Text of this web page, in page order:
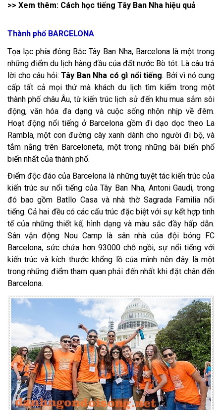
>> Xem thêm: Cách học tiếng Tây Ban Nha hiệu quả
Thành phố BARCELONA
Tọa lạc phía đông Bắc Tây Ban Nha, Barcelona là một trong
những điểm du lịch hàng đầu của đất nước Bò tót. Là câu trả
lời cho câu hỏi: Tây Ban Nha có gì nổi tiếng. Bởi vì nó cung
cấp tất cả mọi thứ mà khách du lịch tìm kiếm trong một
thành phố châu Âu, từ kiến trúc lịch sử đến khu mua sắm sôi
động, văn hóa đa dạng và cuộc sống nhộn nhịp về đêm.
Hoạt động nổi tiếng ở Barcelona gồm đi dạo dọc theo La
Rambla, một con đường cây xanh dành cho người đi bộ, và
tắm nắng trên Barceloneta, một trong những bãi biển phổ
biến nhất của thành phố.
Điểm độc đáo của Barcelona là những tuyệt tác kiến trúc của
kiến trúc sư nổi tiếng của Tây Ban Nha, Antoni Gaudi, trong
đó bao gồm Batllo Casa và nhà thờ Sagrada Familia nổi
tiếng. Cả hai đều có các cấu trúc đặc biệt với sự kết hợp tinh
tế của những thiết kế, hình dạng và màu sắc đầy hấp dẫn.
Sân vận động Nou Camp là sân nhà của đội bóng FC
Barcelona, sức chứa hơn 93000 chỗ ngồi, sự nổi tiếng với
kiến trúc và kích thước khổng lồ của mình nên đây là một
trong những điểm tham quan phải đến nhất khi đặt chân đến
Barcelona.